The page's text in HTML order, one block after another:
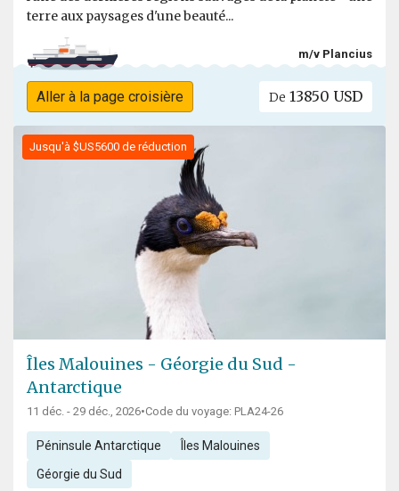
terre aux paysages d'une beauté...
m/v Plancius
Aller à la page croisière De 13850 USD
Jusqu'à $US5600 de réduction
Îles Malouines - Géorgie du Sud -
Antarctique
11 déc. - 29 déc., 2026•Code du voyage: PLA24-26
Péninsule Antarctique Îles Malouines
Géorgie du Sud